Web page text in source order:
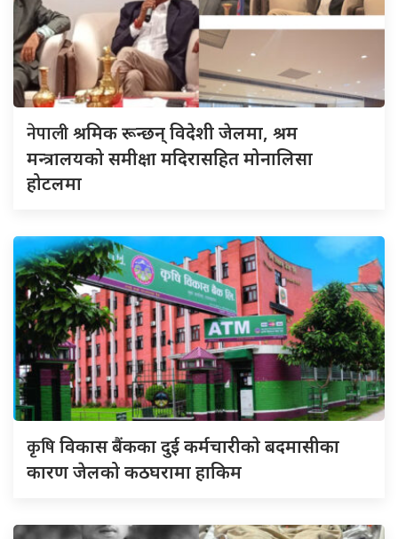
नेपालीश्रमिक रून्छन् विदेशी जेलमा, श्रम
मन्त्रालयको समीक्षा मदिरासहित मोनालिसा
होटलमा
कृषिविकास बैंकका दुई कर्मचारीकाे बदमासीका
कारण जेलको कठघरामा हाकिम